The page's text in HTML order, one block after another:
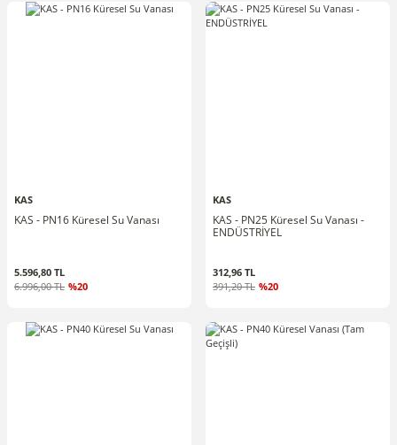
KAS
KAS - PN16 Küresel Su Vanası
5.596,80 TL
6.996,00 TL %20
KAS
KAS - PN25 Küresel Su Vanası -
ENDÜSTRİYEL
312,96 TL
391,20 TL %20